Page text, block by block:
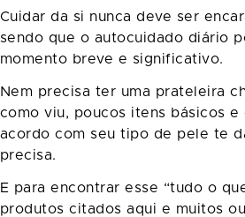
Cuidar da si nunca deve ser
sendo que o autocuidado diário
momento breve e significativo.
Nem precisa ter uma prateleira
como viu, poucos itens básicos e
acordo com seu tipo de pele te
precisa.
E para encontrar esse “tudo o
produtos citados aqui e muitos